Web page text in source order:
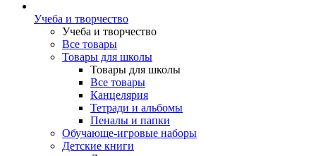
Учеба и творчество
Учеба и творчество
Все товары
Товары для школы
Товары для школы
Все товары
Канцелярия
Тетради и альбомы
Пеналы и папки
Обучающе-игровые наборы
Детские книги